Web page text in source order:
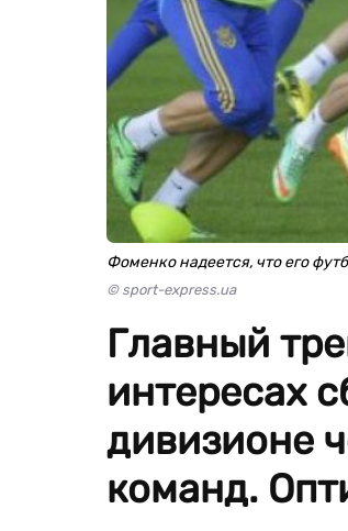
Фоменко надеется, что его
© sport-express.ua
Главный
интересах
дивизионе
команд.